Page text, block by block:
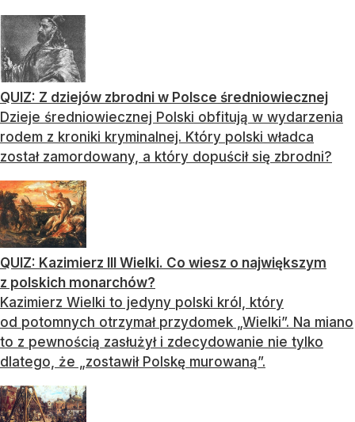
QUIZ: Z dziejów zbrodni w Polsce średniowiecznej
Dzieje średniowiecznej Polski obfitują w wydarzenia
rodem z kroniki kryminalnej. Który polski władca
został zamordowany, a który dopuścił się zbrodni?
QUIZ: Kazimierz III Wielki. Co wiesz o największym
z polskich monarchów?
Kazimierz Wielki to jedyny polski król, który
od potomnych otrzymał przydomek „Wielki”. Na miano
to z pewnością zasłużył i zdecydowanie nie tylko
dlatego, że „zostawił Polskę murowaną”.